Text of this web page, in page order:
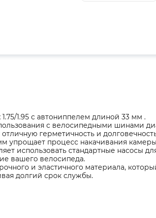
1.95 с автониппелем длиной 33 мм .
с велосипедными шинами
герметичность и
упрощает процесс накачивания
использовать стандартные насосы
вашего велосипеда.
и эластичного материала,
долгий срок службы.